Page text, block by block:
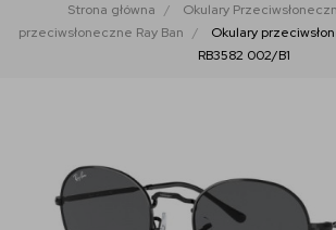
Strona główna Okulary
przeciwsłoneczne Ray Ban
Okulary
RB3582 002/B1